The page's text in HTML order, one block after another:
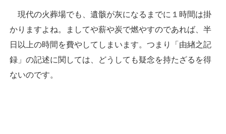
現代の火葬場でも、遺骸が灰になるまでに１時間は掛
かりますよね。ましてや薪や炭で燃やすのであれば、半
日以上の時間を費やしてしまいます。つまり「由緖之記
録」の記述に関しては、どうしても疑念を持たざるを得
ないのです。